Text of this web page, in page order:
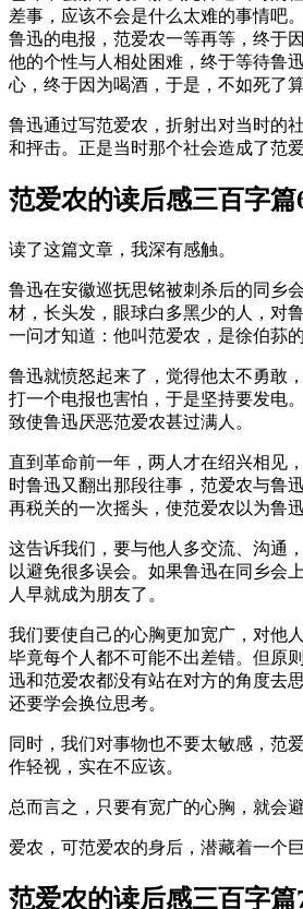
差事，应该不会是什么太难的事情吧
鲁迅的电报，范爱农一等再等，终于
他的个性与人相处困难，终于等待鲁
心，终于因为喝酒，于是，不如死了
鲁迅通过写范爱农，折射出对当时的
和抨击。正是当时那个社会造成了范
范爱农的读后感三百字篇
读了这篇文章，我深有感触。
鲁迅在安徽巡抚思铭被刺杀后的同乡
材，长头发，眼球白多黑少的人，对
一问才知道：他叫范爱农，是徐伯荪的
鲁迅就愤怒起来了，觉得他太不勇敢
打一个电报也害怕，于是坚持要发电
致使鲁迅厌恶范爱农甚过满人。
直到革命前一年，两人才在绍兴相见
时鲁迅又翻出那段往事，范爱农与鲁
再税关的一次摇头，使范爱农以为鲁迅
这告诉我们，要与他人多交流、沟通
以避免很多误会。如果鲁迅在同乡会
人早就成为朋友了。
我们要使自己的心胸更加宽广，对他
毕竟每个人都不可能不出差错。但原
迅和范爱农都没有站在对方的角度去
还要学会换位思考。
同时，我们对事物也不要太敏感，范
作轻视，实在不应该。
总而言之，只要有宽广的心胸，就会
爱农，可范爱农的身后，潜藏着一个
范爱农的读后感三百字篇